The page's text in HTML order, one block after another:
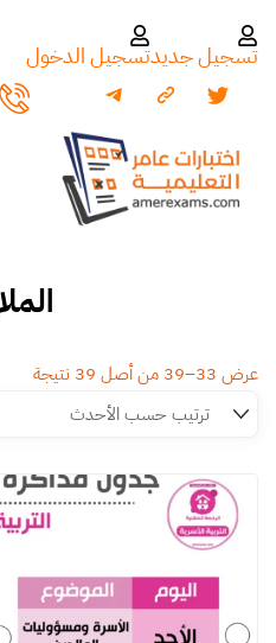
تسجيل جديدتسجيل الدخول
عرض 33–39 من أصل 39 نتيجة